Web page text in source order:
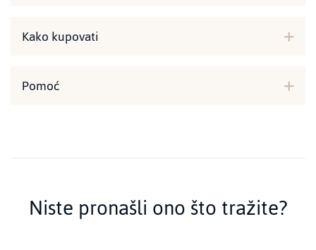
Kako kupovati
Pomoć
Niste pronašli ono što tražite?